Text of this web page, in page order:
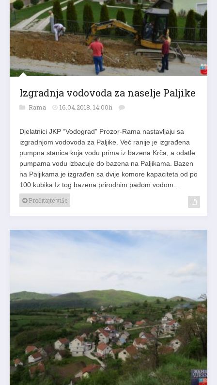
Izgradnja vodovoda za naselje Paljike
Rama 16.04.2018. 14:00h
Djelatnici JKP “Vodograd” Prozor-Rama nastavljaju sa
izgradnjom vodovoda za Paljike. Već ranije je izgrađena
pumpna stanica koja vodu prima iz bazena Krča, a odatle
pumpama vodu izbacuje do bazena na Paljikama. Bazen
na Paljikama je izgrađen sa dvije komore kapaciteta od po
100 kubika Iz tog bazena prirodnim padom vodom…
Pročitajte više